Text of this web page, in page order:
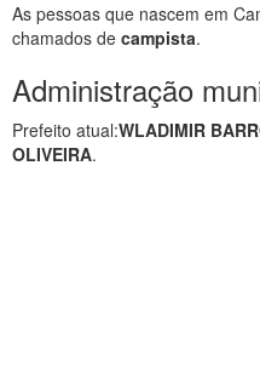
As pessoas que nascem em
chamados de campista.
Administração
Prefeito atual:WLADIMIR
OLIVEIRA.